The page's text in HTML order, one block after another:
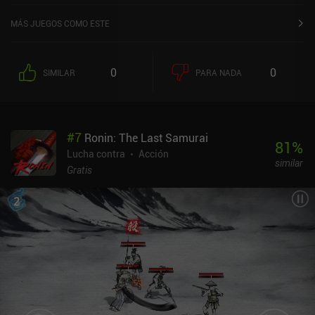
MÁS JUEGOS COMO ESTE
SIMILAR 0 PARA NADA 0
#7 Ronin: The Last Samurai
Lucha contra
Acción
Gratis
81%
similar